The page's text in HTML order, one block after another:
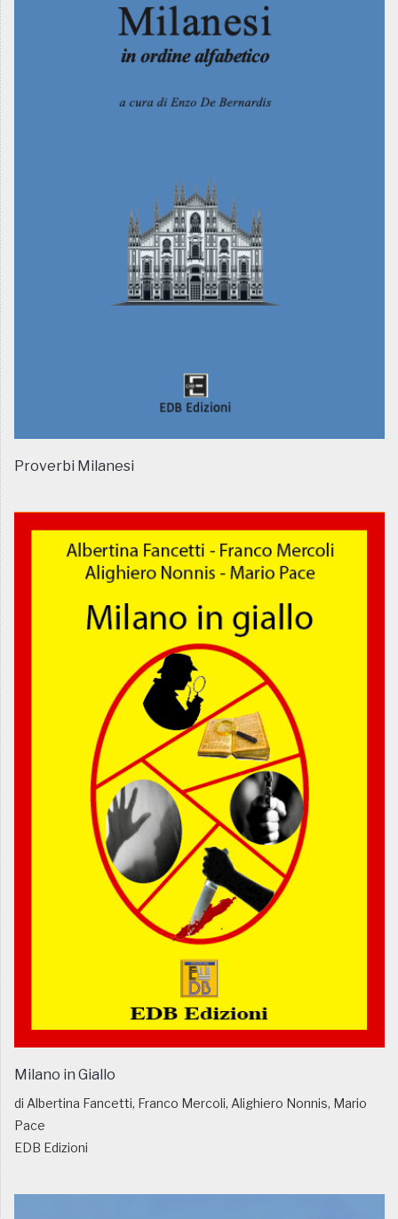
Proverbi Milanesi
Milano in Giallo
di Albertina Fancetti, Franco Mercoli, Alighiero Nonnis, Mario
Pace
EDB Edizioni